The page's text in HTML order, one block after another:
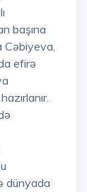
başına
Cəbiyeva,
efirə
dünyada